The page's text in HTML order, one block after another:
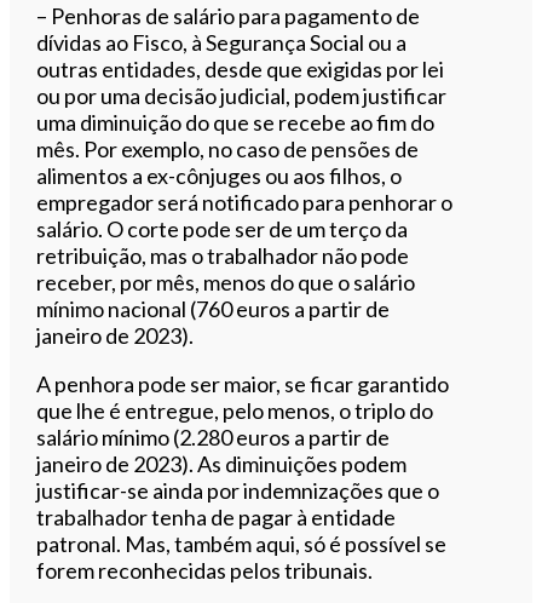
– Penhoras de salário para pagamento de
dívidas ao Fisco, à Segurança Social ou a
outras entidades, desde que exigidas por lei
ou por uma decisão judicial, podem justificar
uma diminuição do que se recebe ao fim do
mês. Por exemplo, no caso de pensões de
alimentos a ex-cônjuges ou aos filhos, o
empregador será notificado para penhorar o
salário. O corte pode ser de um terço da
retribuição, mas o trabalhador não pode
receber, por mês, menos do que o salário
mínimo nacional (760 euros a partir de
janeiro de 2023).
A penhora pode ser maior, se ficar garantido
que lhe é entregue, pelo menos, o triplo do
salário mínimo (2.280 euros a partir de
janeiro de 2023). As diminuições podem
justificar-se ainda por indemnizações que o
trabalhador tenha de pagar à entidade
patronal. Mas, também aqui, só é possível se
forem reconhecidas pelos tribunais.